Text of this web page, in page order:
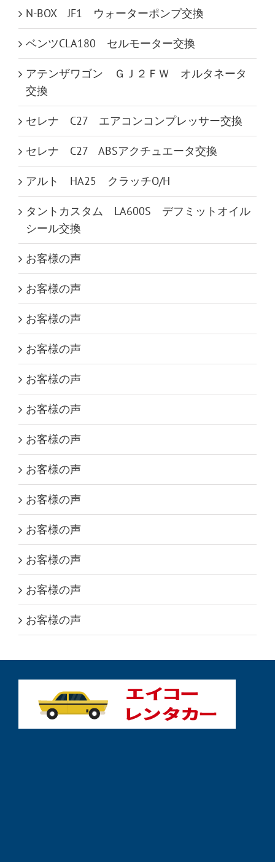
N-BOX JF1 ウォーターポンプ交換
ベンツCLA180 セルモーター交換
アテンザワゴン ＧＪ２ＦＷ オルタネータ
交換
セレナ C27 エアコンコンプレッサー交換
セレナ C27 ABSアクチュエータ交換
アルト HA25 クラッチO/H
タントカスタム LA600S デフミットオイル
シール交換
お客様の声
お客様の声
お客様の声
お客様の声
お客様の声
お客様の声
お客様の声
お客様の声
お客様の声
お客様の声
お客様の声
お客様の声
お客様の声